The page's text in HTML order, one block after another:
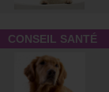
CONSEIL SANTÉ